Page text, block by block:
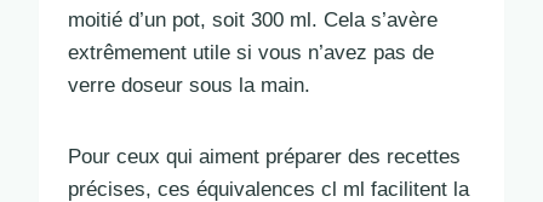
moitié d’un pot, soit 300 ml. Cela s’avère
extrêmement utile si vous n’avez pas de
verre doseur sous la main.
Pour ceux qui aiment préparer des recettes
précises, ces équivalences cl ml facilitent la